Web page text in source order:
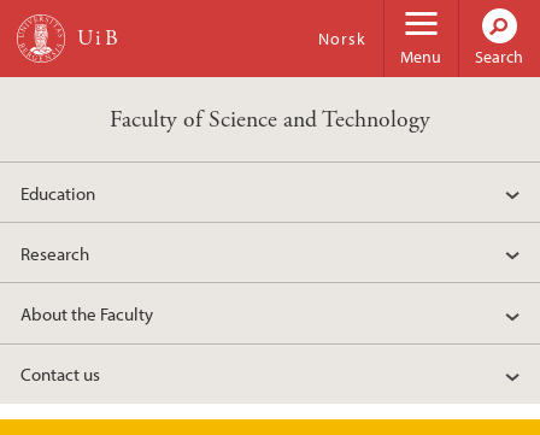
Skip to main content
Menu
Norsk
Search
Faculty of Science and Technology
Education
Research
About the Faculty
Contact us